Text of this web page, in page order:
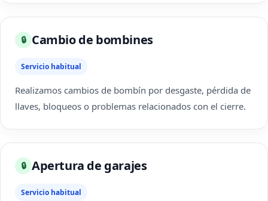
🔒 Cambio de bombines
Servicio habitual
Realizamos cambios de bombín por desgaste, pérdida de
llaves, bloqueos o problemas relacionados con el cierre.
🔒 Apertura de garajes
Servicio habitual